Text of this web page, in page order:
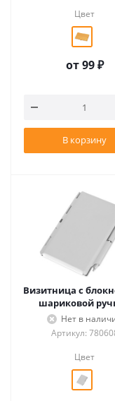
Цвет
от99 ₽
В корзину
Визитница с
шариковой
Нет в
Артикул:
Цвет